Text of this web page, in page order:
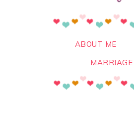
ABOUT ME
MARRIAGE